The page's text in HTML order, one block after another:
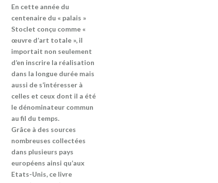
En cette année du
centenaire du « palais »
Stoclet conçu comme «
œuvre d’art totale », il
importait non seulement
d’en inscrire la réalisation
dans la longue durée mais
aussi de s’intéresser à
celles et ceux dont il a été
le dénominateur commun
au fil du temps.
Grâce à des sources
nombreuses collectées
dans plusieurs pays
européens ainsi qu’aux
Etats-Unis, ce livre